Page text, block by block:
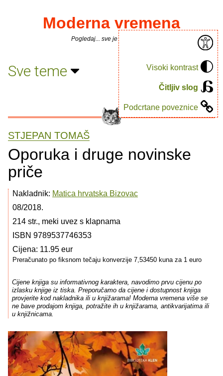
Visoki kontrast
Čitljiv slog
Podcrtane poveznice
Moderna vremena
Pogledaj... sve je puno knjiga.
Sve teme
STJEPAN TOMAŠ
Oporuka i druge novinske
priče
Nakladnik: Matica hrvatska Bizovac
08/2018.
214 str., meki uvez s klapnama
ISBN 9789537746353
Cijena: 11.95 eur
Preračunato po fiksnom tečaju konverzije 7,53450 kuna za 1 euro
Cijene knjiga su informativnog karaktera, navodimo prvu cijenu po
izlasku knjige iz tiska. Preporučamo da cijene i dostupnost knjiga
provjerite kod nakladnika ili u knjižarama! Moderna vremena više se
ne bave prodajom knjiga, potražite ih u knjižarama, antikvarijatima ili
u knjižnicama.